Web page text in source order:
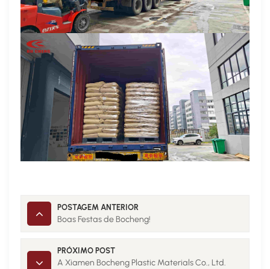
POSTAGEM ANTERIOR
Boas Festas de Bocheng!
PRÓXIMO POST
A Xiamen Bocheng Plastic Materials Co., Ltd.